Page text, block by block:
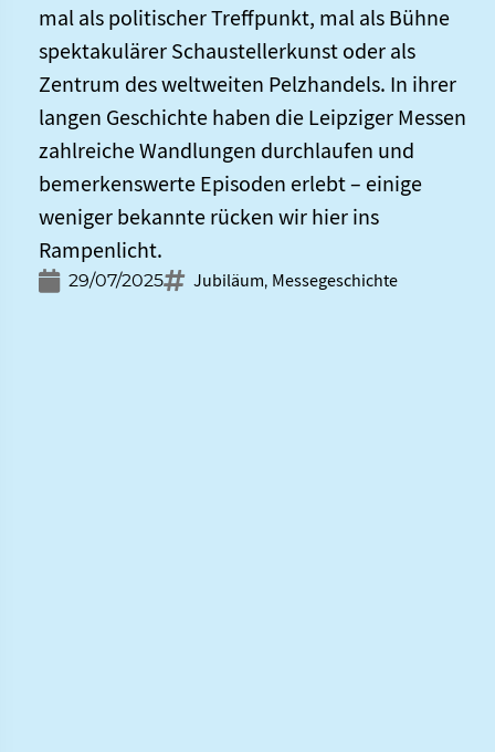
mal als politischer Treffpunkt, mal als Bühne
spektakulärer Schaustellerkunst oder als
Zentrum des weltweiten Pelzhandels. In ihrer
langen Geschichte haben die Leipziger Messen
zahlreiche Wandlungen durchlaufen und
bemerkenswerte Episoden erlebt – einige
weniger bekannte rücken wir hier ins
Rampenlicht.
29/07/2025 Jubiläum, Messegeschichte